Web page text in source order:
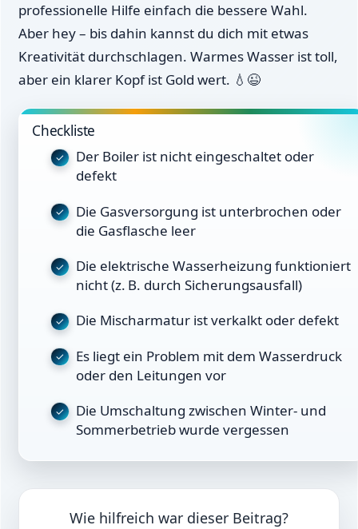
professionelle Hilfe einfach die bessere Wahl.
Aber hey – bis dahin kannst du dich mit etwas
Kreativität durchschlagen. Warmes Wasser ist toll,
aber ein klarer Kopf ist Gold wert. 💧😉
Checkliste
Der Boiler ist nicht eingeschaltet oder
defekt
Die Gasversorgung ist unterbrochen oder
die Gasflasche leer
Die elektrische Wasserheizung funktioniert
nicht (z. B. durch Sicherungsausfall)
Die Mischarmatur ist verkalkt oder defekt
Es liegt ein Problem mit dem Wasserdruck
oder den Leitungen vor
Die Umschaltung zwischen Winter- und
Sommerbetrieb wurde vergessen
Wie hilfreich war dieser Beitrag?